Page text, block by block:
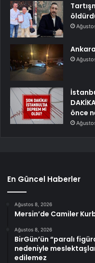
önce
En Güncel Haberler
Ağustos 8, 2026
Mersin’de Camiler
Ağustos 8, 2026
BirGün’ün “paralı
nedeniyle
edilemez